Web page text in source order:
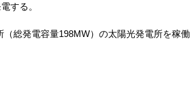
する。
総発電容量198MW）の太陽光発電所を稼働